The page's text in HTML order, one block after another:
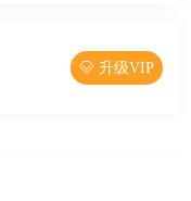
 升级VIP